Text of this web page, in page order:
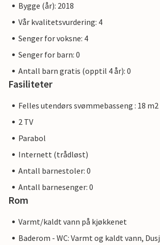
Bygge (år): 2018
Vår kvalitetsvurdering: 4
Senger for voksne: 4
Senger for barn: 0
Antall barn gratis (opptil 4 år): 0
Fasiliteter
Felles utendørs svømmebasseng : 18 m2
2 TV
Parabol
Internett (trådløst)
Antall barnestoler: 0
Antall barnesenger: 0
Rom
Varmt/kaldt vann på kjøkkenet
Baderom - WC: Varmt og kaldt vann, Dusj